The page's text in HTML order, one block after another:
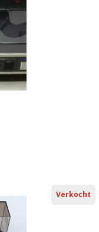
Verkocht